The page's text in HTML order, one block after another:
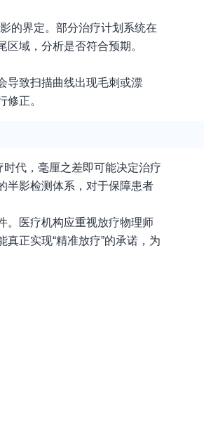
的界定。部分治疗计划系统在
域，分析是否符合预期。
导致扫描曲线出现毛刺或漂
正。
代，毫厘之差即可能决定治疗
半影检测体系，对于保障患者
。医疗机构应重视放疗物理师
正实现“精准放疗”的承诺，为